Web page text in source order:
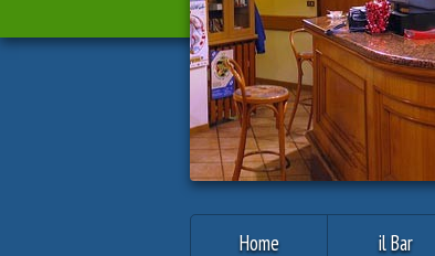
Home il Bar